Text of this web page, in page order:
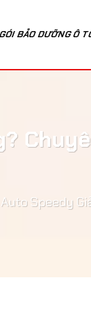
GÓI BẢO DƯỠNG Ô
Speedy